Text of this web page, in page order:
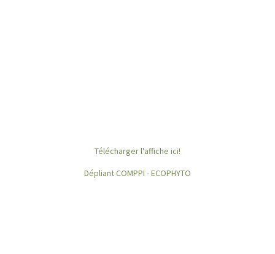
Télécharger l'affiche ici!
Dépliant COMPPI - ECOPHYTO